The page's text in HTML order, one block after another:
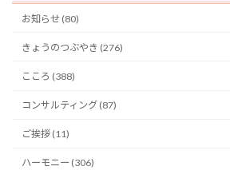
お知らせ (80)
きょうのつぶやき (276)
こころ (388)
コンサルティング (87)
ご挨拶 (11)
ハーモニー (306)